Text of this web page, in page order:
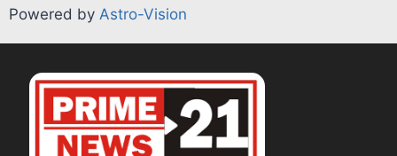
Powered by Astro-Vision